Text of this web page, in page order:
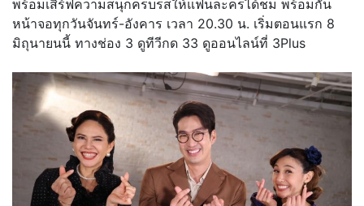
พร้อมเสิร์ฟความสนุกครบรสให้แฟนละครได้ชม พร้อมกัน
หน้าจอทุกวันจันทร์-อังคาร เวลา 20.30 น. เริ่มตอนแรก 8
มิถุนายนนี้ ทางช่อง 3 ดูทีวีกด 33 ดูออนไลน์ที่ 3Plus